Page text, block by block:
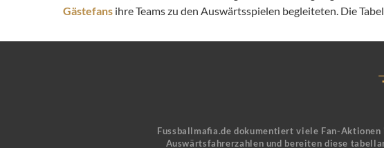
Gästefans ihre Teams zu den Auswärtsspielen begleiteten. Die
Fussballmafia.de dokumentiert viele Fan-
Auswärtsfahrerzahlen und bereiten diese